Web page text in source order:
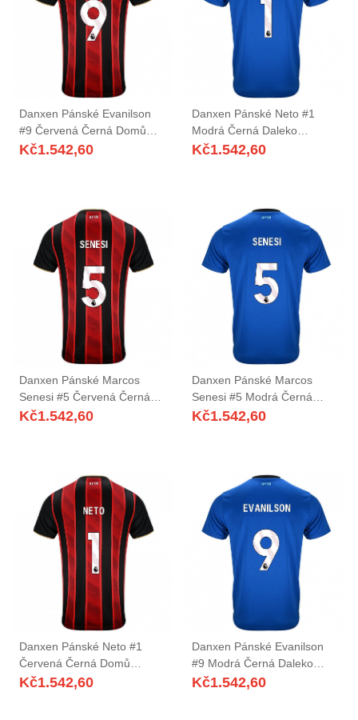
Danxen Pánské Evanilson
#9 Červená Černá Domů
Hráčské Dresy 2025/26 Dres
Kč1.542,60
Danxen Pánské Neto #1
Modrá Černá Daleko
Hráčské Dresy 2025/26 Dres
Kč1.542,60
Danxen Pánské Marcos
Senesi #5 Červená Černá
Domů Hráčské Dresy
Kč1.542,60
Danxen Pánské Marcos
Senesi #5 Modrá Černá
Daleko Hráčské Dresy
Kč1.542,60
Danxen Pánské Neto #1
Červená Černá Domů
Hráčské Dresy 2025/26 Dres
Kč1.542,60
Danxen Pánské Evanilson
#9 Modrá Černá Daleko
Hráčské Dresy 2025/26 Dres
Kč1.542,60